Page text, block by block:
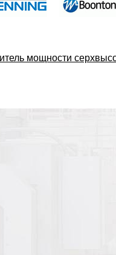
мощности